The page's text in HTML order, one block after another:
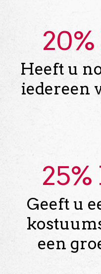
Heeft u
iedereen
Geeft u
een